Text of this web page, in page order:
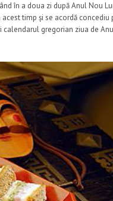
în a doua zi după Anul Nou
timp și se acordă
gregorian ziua de